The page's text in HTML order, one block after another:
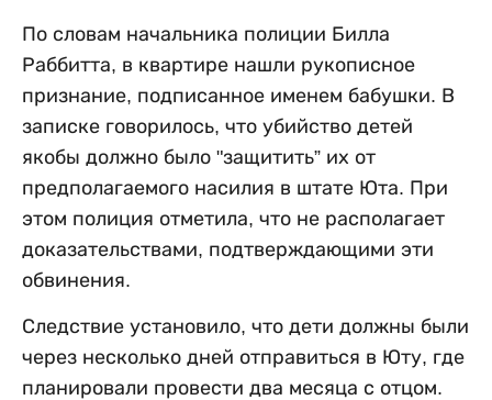
По словам начальника полиции Билла
Раббитта, в квартире нашли рукописное
признание, подписанное именем бабушки. В
записке говорилось, что убийство детей
якобы должно было "защитить” их от
предполагаемого насилия в штате Юта. При
этом полиция отметила, что не располагает
доказательствами, подтверждающими эти
обвинения.
Следствие установило, что дети должны были
через несколько дней отправиться в Юту, где
планировали провести два месяца с отцом.